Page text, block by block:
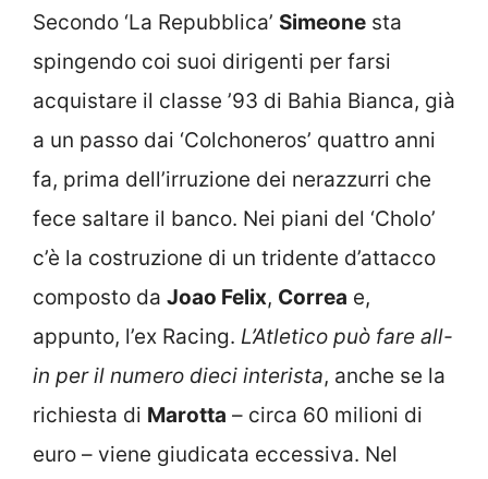
Secondo ‘La Repubblica’ Simeone sta
spingendo coi suoi dirigenti per farsi
acquistare il classe ’93 di Bahia Bianca, già
a un passo dai ‘Colchoneros’ quattro anni
fa, prima dell’irruzione dei nerazzurri che
fece saltare il banco. Nei piani del ‘Cholo’
c’è la costruzione di un tridente d’attacco
composto da Joao Felix, Correa e,
appunto, l’ex Racing. L’Atletico può fare all-
in per il numero dieci interista, anche se la
richiesta di Marotta – circa 60 milioni di
euro – viene giudicata eccessiva. Nel